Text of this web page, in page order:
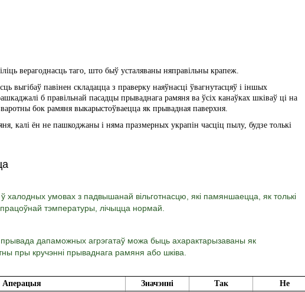
верагоднасць таго, што быў усталяваны няправільны крапеж.
выгібаў павінен складацца з праверку наяўнасці ўвагнутасцяў і іншых
б правільнай пасадцы прываднага рамяня ва ўсіх канаўках шківаў ці на
бок рамяня выкарыстоўваецца як прывадная паверхня.
калі ён не пашкоджаны і няма празмерных украпін часціц пылу, будзе толькі
ў халодных умовах з падвышанай вільготнасцю, які памяншаецца, як толькі
тэмпературы, лічыцца нормай.
дапаможных агрэгатаў можа быць ахарактарызаваны як
пры кручэнні прываднага рамяня або шківа.
Аперацыя Значэнні Так Не